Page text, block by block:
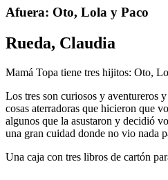
Afuera: Oto, Lola y Paco
Rueda, Claudia
Mamá Topa tiene tres hijitos: Oto,
Los tres son curiosos y aventureros
cosas aterradoras que hicieron que
algunos que la asustaron y decidió
una gran cuidad donde no vio nada
Una caja con tres libros de cartón